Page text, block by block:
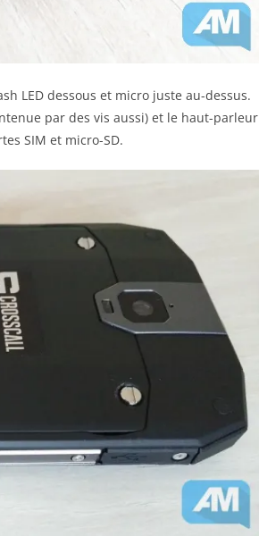
LED dessous et micro juste au-dessus.
par des vis aussi) et le haut-parleur
SIM et micro-SD.